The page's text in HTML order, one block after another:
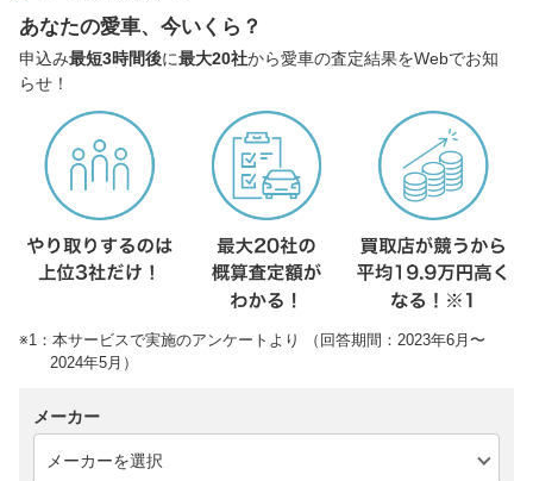
あなたの愛車、今いくら？
申込み最短3時間後に最大20社から愛車の査定結果をWebでお知
らせ！
※1：本サービスで実施のアンケートより （回答期間：2023年6月〜
2024年5月）
メーカー